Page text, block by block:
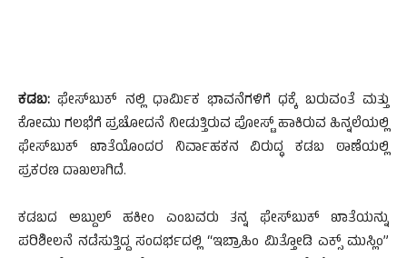
ಕಡಬ: ಫೇಸ್‍ಬುಕ್ ನಲ್ಲಿ ಧಾರ್ಮಿಕ ಭಾವನೆಗಳಿಗೆ ಧಕ್ಕೆ ಬರುವಂತೆ ಮತ್ತು
ಕೋಮು ಗಲಭೆಗೆ ಪ್ರಚೋದನೆ ನೀಡುತ್ತಿರುವ ಪೋಸ್ಟ್ ಹಾಕಿರುವ ಹಿನ್ನಲೆಯಲ್ಲಿ
ಫೇಸ್‍ಬುಕ್ ಖಾತೆಯೊಂದರ ನಿರ್ವಾಹಕನ ವಿರುದ್ಧ ಕಡಬ ಠಾಣೆಯಲ್ಲಿ
ಪ್ರಕರಣ ದಾಖಲಾಗಿದೆ‌.
ಕಡಬದ ಅಬ್ದುಲ್‌ ಹಕೀಂ ಎಂಬವರು ತನ್ನ ಫೇಸ್‍ಬುಕ್ ಖಾತೆಯನ್ನು
ಪರಿಶೀಲನೆ ನಡೆಸುತ್ತಿದ್ದ ಸಂದರ್ಭದಲ್ಲಿ “ಇಬ್ರಾಹಿಂ ಮಿತ್ತೋಡಿ ಎಕ್ಸ್ ಮುಸ್ಲಿಂ”